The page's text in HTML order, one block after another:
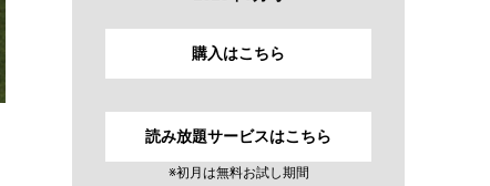
購入はこちら
読み放題サービスはこちら
※初月は無料お試し期間